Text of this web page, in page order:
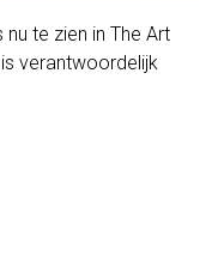
te zien in The Art
verantwoordelijk